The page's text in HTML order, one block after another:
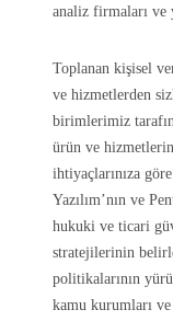
analiz firmaları ve
Toplanan kişisel
ve hizmetlerden
birimlerimiz
ürün ve
ihtiyaçlarınıza
Yazılım’nın ve
hukuki ve ticari
stratejilerinin
politikalarının
kamu kurumları